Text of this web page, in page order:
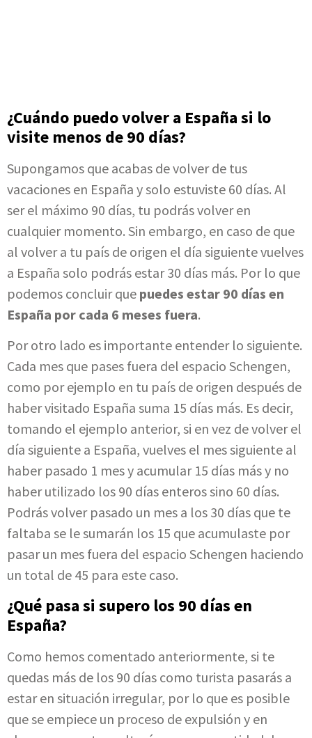
¿Cuándo puedo volver a España si lo
visite menos de 90 días?
Supongamos que acabas de volver de tus
vacaciones en España y solo estuviste 60 días. Al
ser el máximo 90 días, tu podrás volver en
cualquier momento. Sin embargo, en caso de que
al volver a tu país de origen el día siguiente vuelves
a España solo podrás estar 30 días más. Por lo que
podemos concluir que puedes estar 90 días en
España por cada 6 meses fuera.
Por otro lado es importante entender lo siguiente.
Cada mes que pases fuera del espacio Schengen,
como por ejemplo en tu país de origen después de
haber visitado España suma 15 días más. Es decir,
tomando el ejemplo anterior, si en vez de volver el
día siguiente a España, vuelves el mes siguiente al
haber pasado 1 mes y acumular 15 días más y no
haber utilizado los 90 días enteros sino 60 días.
Podrás volver pasado un mes a los 30 días que te
faltaba se le sumarán los 15 que acumulaste por
pasar un mes fuera del espacio Schengen haciendo
un total de 45 para este caso.
¿Qué pasa si supero los 90 días en
España?
Como hemos comentado anteriormente, si te
quedas más de los 90 días como turista pasarás a
estar en situación irregular, por lo que es posible
que se empiece un proceso de expulsión y en